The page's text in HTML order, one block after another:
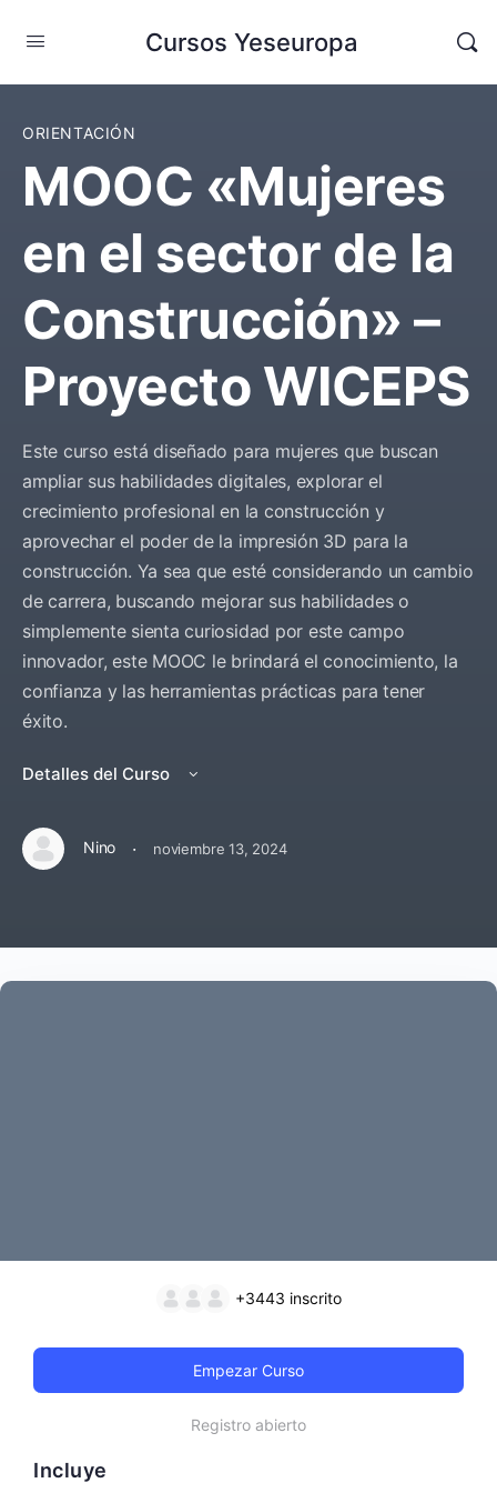
Cursos Yeseuropa
ORIENTACIÓN
MOOC «Mujeres
en el sector de la
Construcción» –
Proyecto WICEPS
Este curso está diseñado para mujeres que buscan
ampliar sus habilidades digitales, explorar el
crecimiento profesional en la construcción y
aprovechar el poder de la impresión 3D para la
construcción. Ya sea que esté considerando un cambio
de carrera, buscando mejorar sus habilidades o
simplemente sienta curiosidad por este campo
innovador, este MOOC le brindará el conocimiento, la
confianza y las herramientas prácticas para tener
éxito.
Detalles del Curso
Nino · noviembre 13, 2024
+3443 inscrito
Empezar Curso
Registro abierto
Incluye